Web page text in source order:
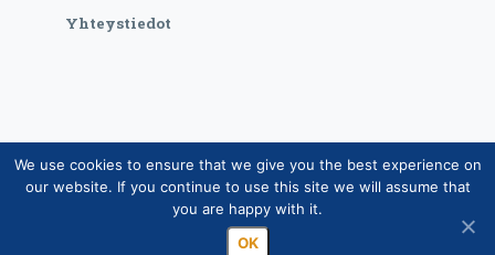
Yhteystiedot
Copyright © Suomen Rotarypalvelu ry 2026 |
Jäsentietojärjestelmän tietosuojaseloste|Henkilötietojen
käsittely Rotarytoiminnassa
We use cookies to ensure that we give you the best experience on
our website. If you continue to use this site we will assume that
you are happy with it.
OK